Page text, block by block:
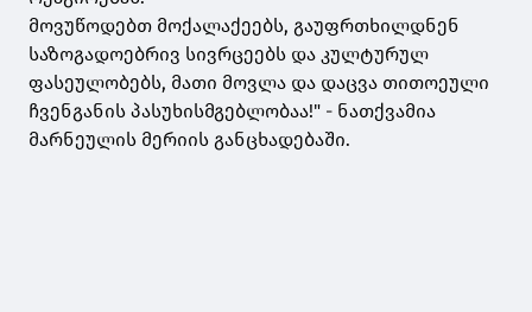
მოვუწოდებთ მოქალაქეებს, გაუფრთხილდნენ
საზოგადოებრივ სივრცეებს და კულტურულ
ფასეულობებს, მათი მოვლა და დაცვა თითოეული
ჩვენგანის პასუხისმგებლობაა!" - ნათქვამია
მარნეულის მერიის განცხადებაში.